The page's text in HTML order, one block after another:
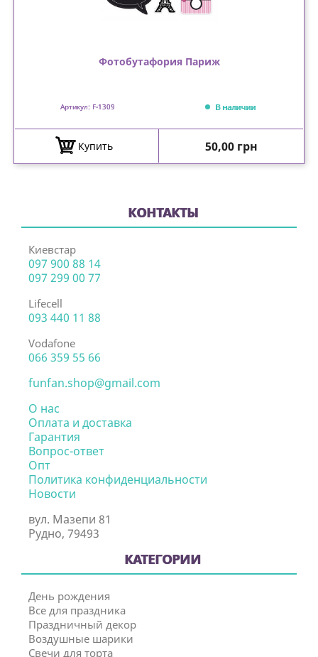
Фотобутафория Париж
Артикул: F-1309 В наличии
Купить Цена
50,00 грн
КОНТАКТЫ
Киевстар
097 900 88 14
097 299 00 77
Lifecell
093 440 11 88
Vodafone
066 359 55 66
funfan.shop@gmail.com
О нас
Оплата и доставка
Гарантия
Вопрос-ответ
Опт
Политика конфиденциальности
Новости
вул. Мазепи 81
Рудно, 79493
КАТЕГОРИИ
День рождения
Все для праздника
Праздничный декор
Воздушные шарики
Свечи для торта